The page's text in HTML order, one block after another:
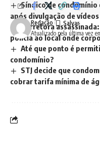
Síndico de
após divulgação de
Corretora
polícia ao local onde
Até que ponto é
condomínio?
STJ decide que
cobrar tarifa mínima de
Atualizado pela última vez
Redação